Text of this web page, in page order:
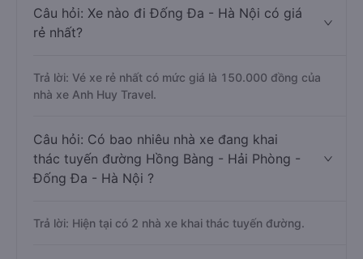
Câu hỏi: Xe nào đi Đống Đa - Hà Nội có giá
rẻ nhất?
Trả lời: Vé xe rẻ nhất có mức giá là 150.000 đồng của
nhà xe Anh Huy Travel.
Câu hỏi: Có bao nhiêu nhà xe đang khai
thác tuyến đường Hồng Bàng - Hải Phòng -
Đống Đa - Hà Nội ?
Trả lời: Hiện tại có 2 nhà xe khai thác tuyến đường.